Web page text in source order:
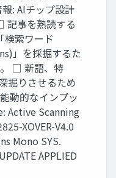
: AIチップ設計
記事を熟読する
索ワード
」を採掘するた
□ 新語、特
掘りさせるため
動的なインプッ
Active Scanning
XOVER-V4.0
Mono SYS.
APPLIED